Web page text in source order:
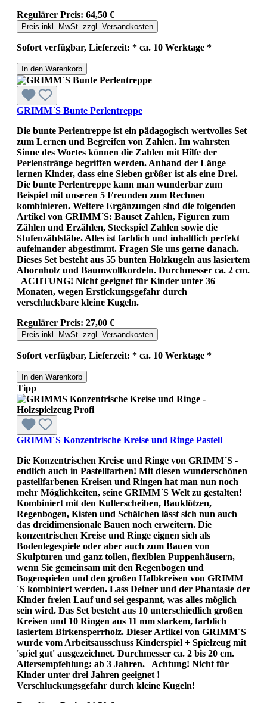
Regulärer Preis: 64,50 €
Preis inkl. MwSt. zzgl. Versandkosten
Sofort verfügbar, Lieferzeit: * ca. 10 Werktage *
In den Warenkorb
GRIMM´S Bunte Perlentreppe
Die bunte Perlentreppe ist ein pädagogisch wertvolles Set
zum Lernen und Begreifen von Zahlen. Im wahrsten
Sinne des Wortes können die Zahlen mit Hilfe der
Perlenstränge begriffen werden. Anhand der Länge
lernen Kinder, dass eine Sieben größer ist als eine Drei.
Die bunte Perlentreppe kann man wunderbar zum
Beispiel mit unseren 5 Freunden zum Rechnen
kombinieren. Weitere Ergänzungen sind die folgenden
Artikel von GRIMM´S: Bauset Zahlen, Figuren zum
Zählen und Erzählen, Steckspiel Zahlen sowie die
Stufenzählstäbe. Alles ist farblich und inhaltlich perfekt
aufeinander abgestimmt. Fragen Sie uns gerne danach.
Dieses Set besteht aus 55 bunten Holzkugeln aus lasiertem
Ahornholz und Baumwollkordeln. Durchmesser ca. 2 cm.
ACHTUNG! Nicht geeignet für Kinder unter 36
Monaten, wegen Erstickungsgefahr durch
verschluckbare kleine Kugeln.
Regulärer Preis: 27,00 €
Preis inkl. MwSt. zzgl. Versandkosten
Sofort verfügbar, Lieferzeit: * ca. 10 Werktage *
In den Warenkorb
Tipp
GRIMM´S Konzentrische Kreise und Ringe Pastell
Die Konzentrischen Kreise und Ringe von GRIMM´S -
endlich auch in Pastellfarben! Mit diesen wunderschönen
pastellfarbenen Kreisen und Ringen hat man nun noch
mehr Möglichkeiten, seine GRIMM´S Welt zu gestalten!
Kombiniert mit den Kullerscheiben, Bauklötzen,
Regenbogen, Kisten und Schälchen lässt sich nun auch
das dreidimensionale Bauen noch erweitern. Die
konzentrischen Kreise und Ringe eignen sich als
Bodenlegespiele oder aber auch zum Bauen von
Skulpturen und ganz tollen, flexiblen Puppenhäusern,
wenn Sie gemeinsam mit den Regenbogen und
Bogenspielen und den großen Halbkreisen von GRIMM
´S kombiniert werden. Lass Deiner und der Phantasie der
Kinder freien Lauf und sei gespannt, was alles möglich
sein wird. Das Set besteht aus 10 unterschiedlich großen
Kreisen und 10 Ringen aus 11 mm starkem, farblich
lasiertem Birkensperrholz. Dieser Artikel von GRIMM´S
wurde vom Arbeitsausschuss Kinderspiel + Spielzeug mit
'spiel gut' ausgezeichnet. Durchmesser ca. 2 bis 20 cm.
Altersempfehlung: ab 3 Jahren. Achtung! Nicht für
Kinder unter drei Jahren geeignet !
Verschluckungsgefahr durch kleine Kugeln!